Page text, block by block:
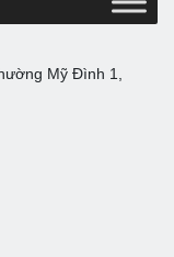
Mỹ Đình 1,